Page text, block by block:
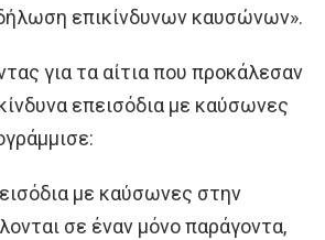
επικίνδυνων καυσώνων».
για τα αίτια που προκάλεσαν
επεισόδια με καύσωνες
με καύσωνες στην
σε έναν μόνο παράγοντα,